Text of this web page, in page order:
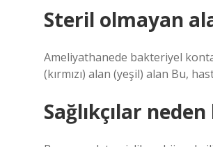
Steril olmayan
Ameliyathanede bakteriyel
(kırmızı) alan (yeşil) alan Bu,
Sağlıkçılar